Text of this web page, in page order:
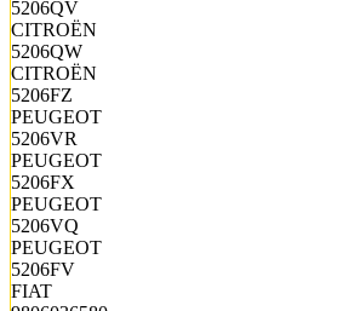
5206QV
CITROËN
5206QW
CITROËN
5206FZ
PEUGEOT
5206VR
PEUGEOT
5206FX
PEUGEOT
5206VQ
PEUGEOT
5206FV
FIAT